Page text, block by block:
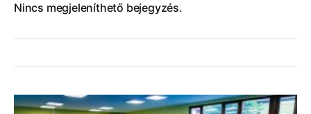
Nincs megjeleníthető bejegyzés.